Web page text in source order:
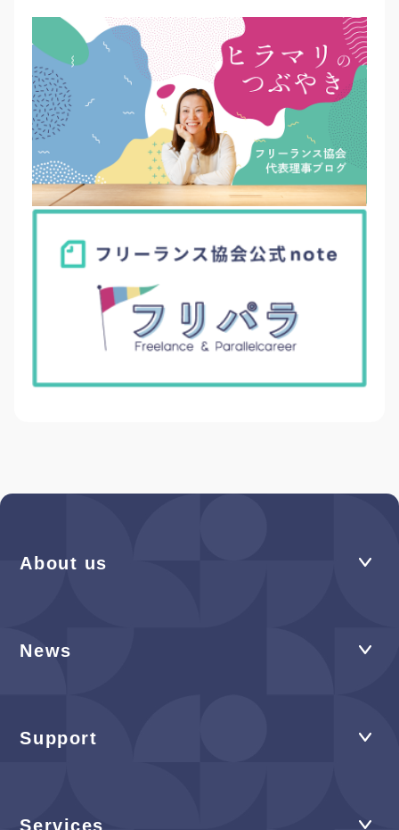
About us
News
Support
Services